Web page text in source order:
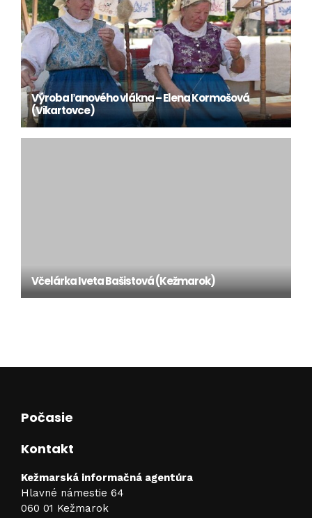
Výroba ľanového vlákna – Elena Kormošová
(Vikartovce)
Včelárka Iveta Bašistová (Kežmarok)
Počasie
Kontakt
Kežmarská informačná agentúra
Hlavné námestie 64
060 01 Kežmarok